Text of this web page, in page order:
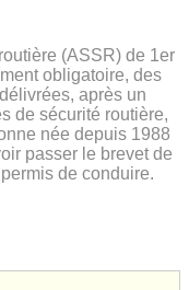
(ASSR) de 1er
obligatoire, des
après un
de sécurité routière,
née depuis 1988
passer le brevet de
de conduire.